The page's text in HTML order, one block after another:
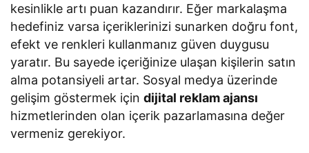
kesinlikle artı puan kazandırır. Eğer markalaşma
hedefiniz varsa içeriklerinizi sunarken doğru font,
efekt ve renkleri kullanmanız güven duygusu
yaratır. Bu sayede içeriğinize ulaşan kişilerin satın
alma potansiyeli artar. Sosyal medya üzerinde
gelişim göstermek içindijital reklam ajansı
hizmetlerinden olan içerik pazarlamasına değer
vermeniz gerekiyor.